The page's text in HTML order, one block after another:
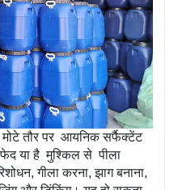
मोटे तौर पर आयनिक सर्फैक्टेंट
या है मुश्किल से पीला
गीला करना, झाग बनाना,